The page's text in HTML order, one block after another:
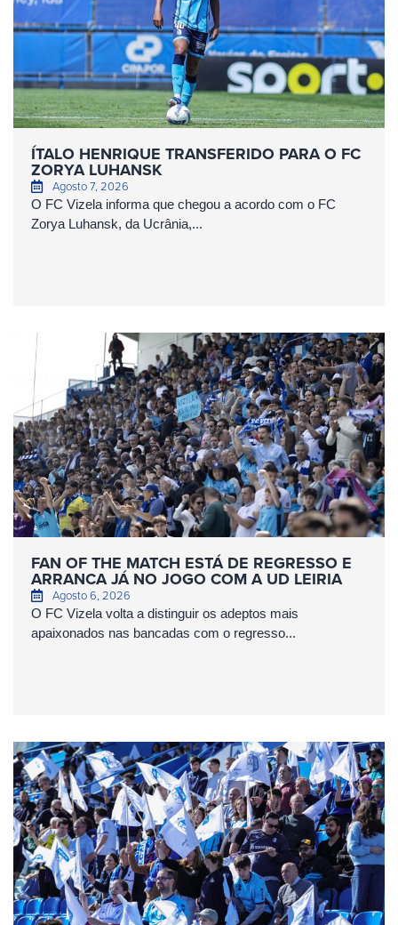
ÍTALO HENRIQUE TRANSFERIDO PARA O FC
ZORYA LUHANSK
Agosto 7, 2026
O FC Vizela informa que chegou a acordo com o FC
Zorya Luhansk, da Ucrânia,...
FAN OF THE MATCH ESTÁ DE REGRESSO E
ARRANCA JÁ NO JOGO COM A UD LEIRIA
Agosto 6, 2026
O FC Vizela volta a distinguir os adeptos mais
apaixonados nas bancadas com o regresso...